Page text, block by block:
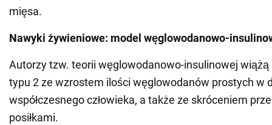
mięsa.
Nawyki żywieniowe: model węglowodanowo-
Autorzy tzw. teorii węglowodanowo-insulinowej wiążą
typu 2 ze wzrostem ilości węglowodanów prostych w
współczesnego człowieka, a także ze skróceniem
posiłkami.